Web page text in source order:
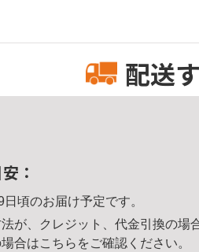
配送
：
日頃のお届け予定です。
が、クレジット、代金引換の場
合はこちら をご確認ください。